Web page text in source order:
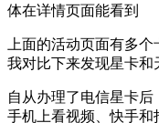
体在详情页面能看到
上面的活动页面有多
我对比下来发现星卡和
自从办理了电信星卡
手机上看视频、快手和